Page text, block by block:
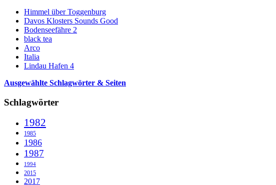
Himmel über Toggenburg
Davos Klosters Sounds Good
Bodenseefähre 2
black tea
Arco
Italia
Lindau Hafen 4
Ausgewählte Schlagwörter & Seiten
Schlagwörter
1982
1985
1986
1987
1994
2015
2017